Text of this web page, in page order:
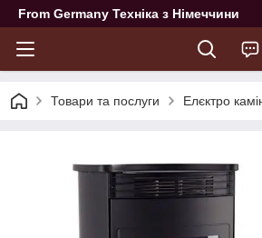
From Germany Техніка з Німеччини
Товари та послуги Елєктро